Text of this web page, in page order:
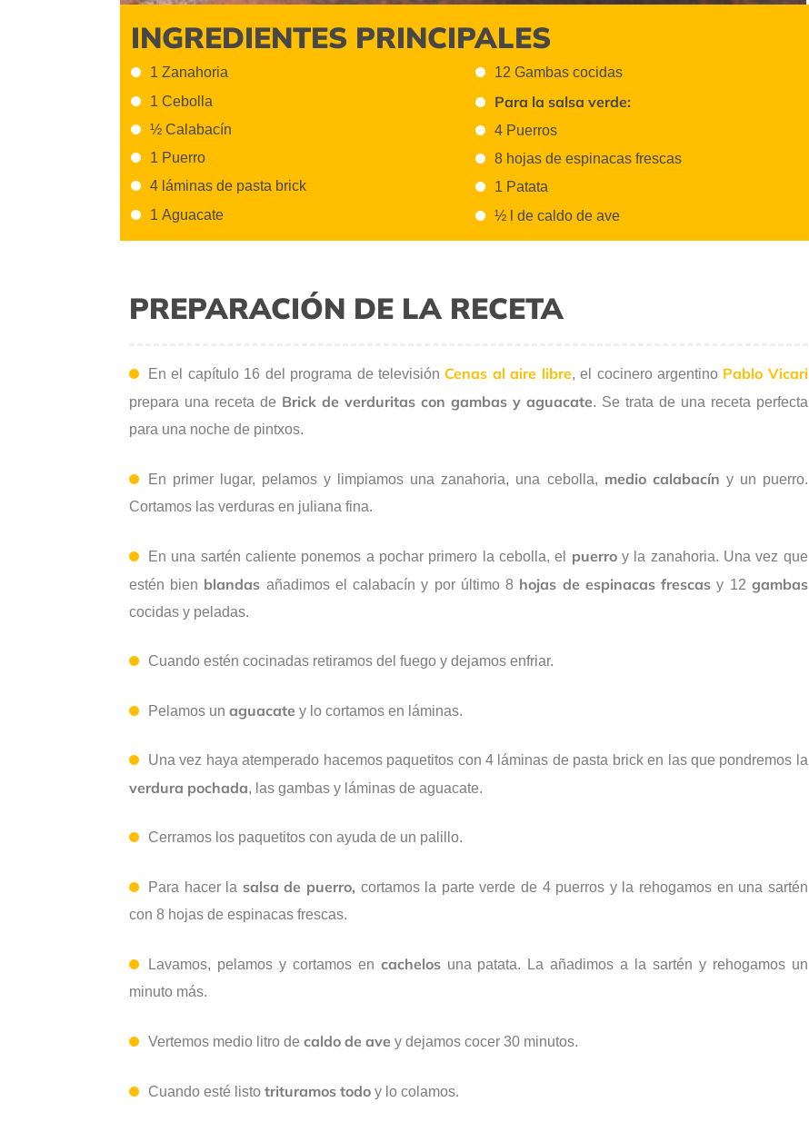
INGREDIENTES PRINCIPALES
1 Zanahoria
1 Cebolla
½ Calabacín
1 Puerro
4 láminas de pasta brick
1 Aguacate
12 Gambas cocidas
Para la salsa verde:
4 Puerros
8 hojas de espinacas frescas
1 Patata
½ l de caldo de ave
PREPARACIÓN DE LA RECETA
En el capítulo 16 del programa de televisiónCenas al aire libre, el cocinero argentino Pablo Vicari
prepara una receta de Brick de verduritas con gambas y aguacate. Se trata de una receta perfecta
para una noche de pintxos.
En primer lugar, pelamos y limpiamos una zanahoria, una cebolla, medio calabacín y un puerro.
Cortamos las verduras en juliana fina.
En una sartén caliente ponemos a pochar primero la cebolla, el puerroy la zanahoria. Una vez que
estén bien blandas añadimos el calabacín y por último 8 hojas de espinacas frescas y 12 gambas
cocidas y peladas.
Cuando estén cocinadas retiramos del fuego y dejamos enfriar.
Pelamos un aguacate y lo cortamos en láminas.
Una vez haya atemperado hacemos paquetitos con 4 láminas de pasta brick en las que pondremos la
verdura pochada, las gambas y láminas de aguacate.
Cerramos los paquetitos con ayuda de un palillo.
Para hacer la salsa de puerro, cortamos la parte verde de 4 puerros y la rehogamos en una sartén
con 8 hojas de espinacas frescas.
Lavamos, pelamos y cortamos en cachelosuna patata. La añadimos a la sartén y rehogamos un
minuto más.
Vertemos medio litro de caldo de ave y dejamos cocer 30 minutos.
Cuando esté listo trituramos todo y lo colamos.